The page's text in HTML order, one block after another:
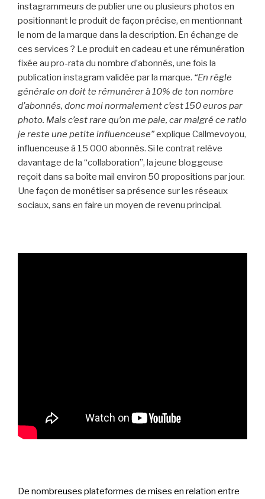
instagrammeurs de publier une ou plusieurs photos en
positionnant le produit de façon précise, en mentionnant
le nom de la marque dans la description. En échange de
ces services ? Le produit en cadeau et une rémunération
fixée au pro-rata du nombre d’abonnés, une fois la
publication instagram validée par la marque. “En règle
générale on doit te rémunérer à 10% de ton nombre
d’abonnés, donc moi normalement c’est 150 euros par
photo. Mais c’est rare qu’on me paie, car malgré ce ratio
je reste une petite influenceuse”explique Callmevoyou,
influenceuse à 15 000 abonnés. Si le contrat relève
davantage de la “collaboration”, la jeune bloggeuse
reçoit dans sa boîte mail environ 50 propositions par jour.
Une façon de monétiser sa présence sur les réseaux
sociaux, sans en faire un moyen de revenu principal.
De nombreuses plateformes de mises en relation entre